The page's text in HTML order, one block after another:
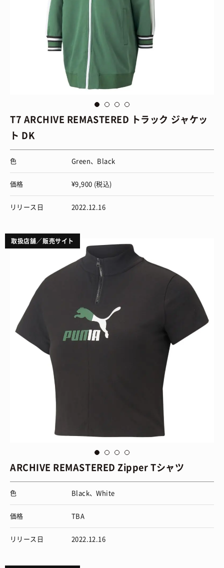
T7 ARCHIVE REMASTERED トラック ジャケッ
ト DK
色 Green、Black
価格 ¥9,900 (税込)
リリース日 2022.12.16
取扱店舗／販売サイト
ARCHIVE REMASTERED Zipper Tシャツ
色 Black、White
価格 TBA
リリース日 2022.12.16